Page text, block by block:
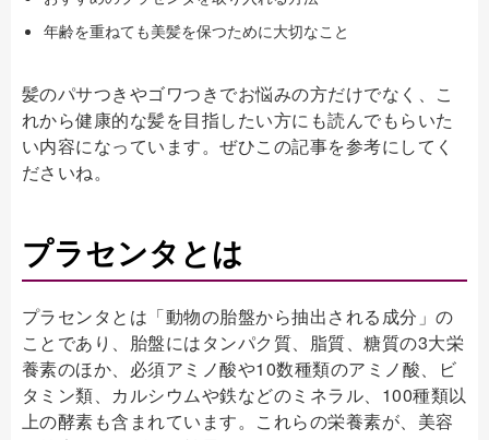
年齢を重ねても美髪を保つために大切なこと
髪のパサつきやゴワつきでお悩みの方だけでなく、こ
れから健康的な髪を目指したい方にも読んでもらいた
い内容になっています。ぜひこの記事を参考にしてく
ださいね。
プラセンタとは
プラセンタとは「動物の胎盤から抽出される成分」の
ことであり、胎盤にはタンパク質、脂質、糖質の3大栄
養素のほか、必須アミノ酸や10数種類のアミノ酸、ビ
タミン類、カルシウムや鉄などのミネラル、100種類以
上の酵素も含まれています。これらの栄養素が、美容